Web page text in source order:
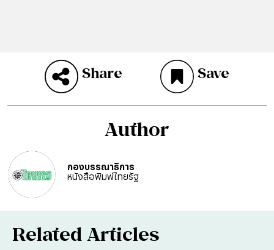
Share Save
Author
กองบรรณาธิการ
หนังสือพิมพ์ไทยรัฐ
Related Articles